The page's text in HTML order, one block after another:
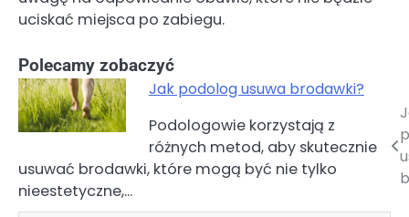
uciskać miejsca po zabiegu.
Polecamy zobaczyć
Jak podolog usuwa brodawki?
Podologowie korzystają z
różnych metod, aby skutecznie
usuwać brodawki, które mogą być nie tylko
nieestetyczne,…
Nawigacja